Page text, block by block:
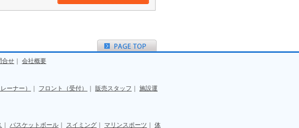
合せ 会社概要
ーナー） フロント（受付） 販売スタッフ
施設運
バスケットボール スイミング マリンスポーツ 体